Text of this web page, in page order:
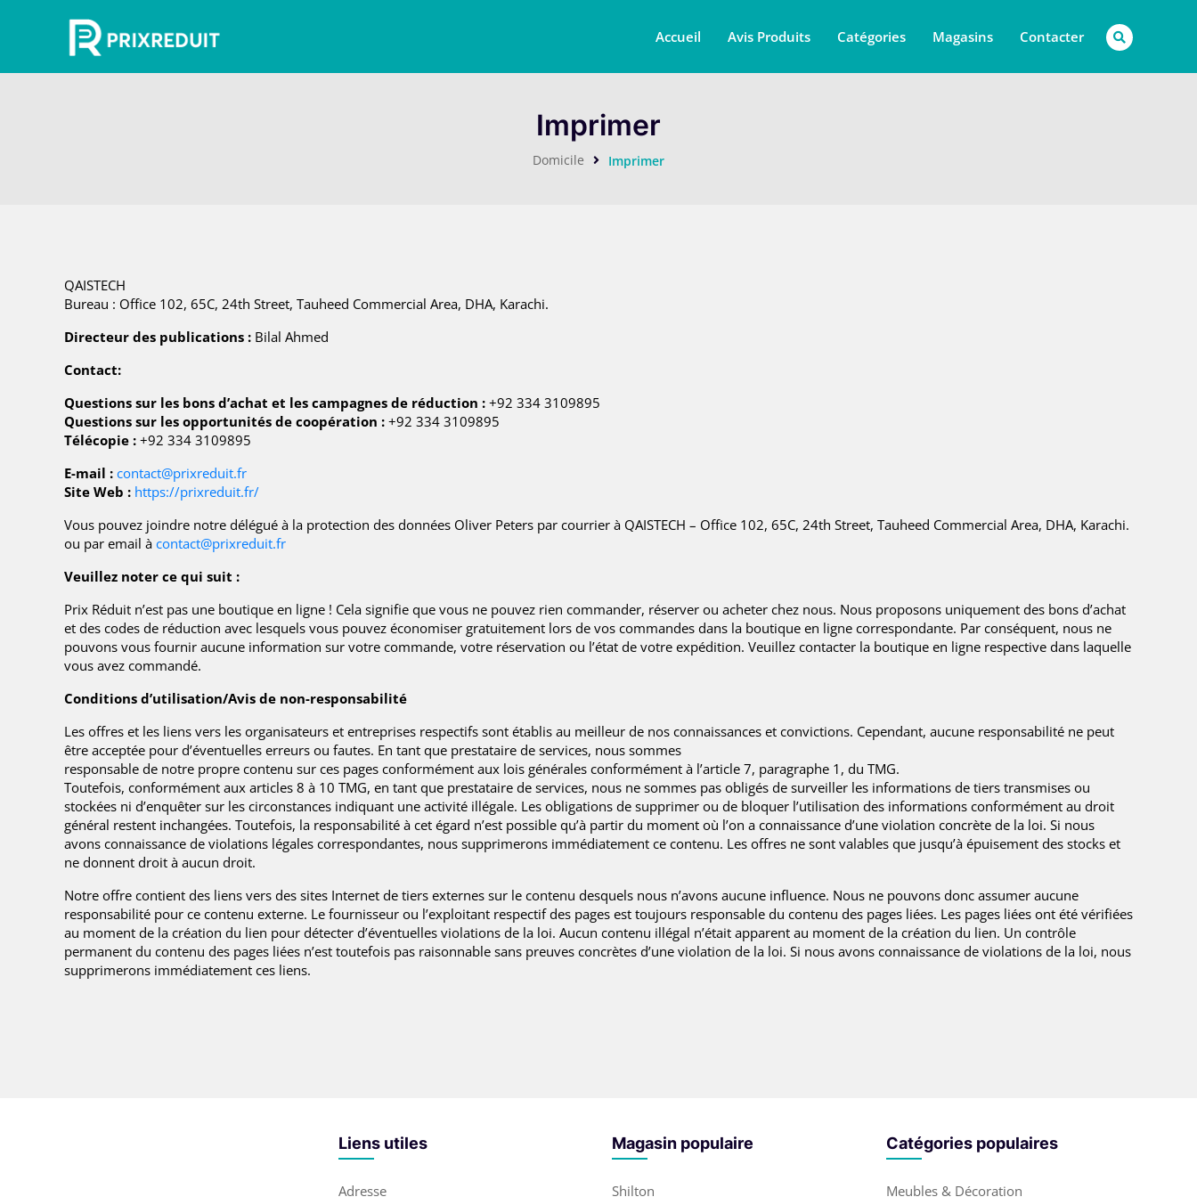
Accueil Avis Produits Catégories Magasins Contacter
Imprimer
Domicile Imprimer
QAISTECH
Bureau : Office 102, 65C, 24th Street, Tauheed Commercial Area, DHA, Karachi.
Directeur des publications : Bilal Ahmed
Contact:
Questions sur les bons d’achat et les campagnes de réduction : +92 334 3109895
Questions sur les opportunités de coopération : +92 334 3109895
Télécopie : +92 334 3109895
E-mail : contact@prixreduit.fr
Site Web : https://prixreduit.fr/
Vous pouvez joindre notre délégué à la protection des données Oliver Peters par courrier à QAISTECH – Office 102, 65C, 24th Street, Tauheed Commercial Area, DHA, Karachi.
ou par email à contact@prixreduit.fr
Veuillez noter ce qui suit :
Prix ​​Réduit n’est pas une boutique en ligne ! Cela signifie que vous ne pouvez rien commander, réserver ou acheter chez nous. Nous proposons uniquement des bons d’achat
et des codes de réduction avec lesquels vous pouvez économiser gratuitement lors de vos commandes dans la boutique en ligne correspondante. Par conséquent, nous ne
pouvons vous fournir aucune information sur votre commande, votre réservation ou l’état de votre expédition. Veuillez contacter la boutique en ligne respective dans laquelle
vous avez commandé.
Conditions d’utilisation/Avis de non-responsabilité
Les offres et les liens vers les organisateurs et entreprises respectifs sont établis au meilleur de nos connaissances et convictions. Cependant, aucune responsabilité ne peut
être acceptée pour d’éventuelles erreurs ou fautes. En tant que prestataire de services, nous sommes
responsable de notre propre contenu sur ces pages conformément aux lois générales conformément à l’article 7, paragraphe 1, du TMG.
Toutefois, conformément aux articles 8 à 10 TMG, en tant que prestataire de services, nous ne sommes pas obligés de surveiller les informations de tiers transmises ou
stockées ni d’enquêter sur les circonstances indiquant une activité illégale. Les obligations de supprimer ou de bloquer l’utilisation des informations conformément au droit
général restent inchangées. Toutefois, la responsabilité à cet égard n’est possible qu’à partir du moment où l’on a connaissance d’une violation concrète de la loi. Si nous
avons connaissance de violations légales correspondantes, nous supprimerons immédiatement ce contenu. Les offres ne sont valables que jusqu’à épuisement des stocks et
ne donnent droit à aucun droit.
Notre offre contient des liens vers des sites Internet de tiers externes sur le contenu desquels nous n’avons aucune influence. Nous ne pouvons donc assumer aucune
responsabilité pour ce contenu externe. Le fournisseur ou l’exploitant respectif des pages est toujours responsable du contenu des pages liées. Les pages liées ont été vérifiées
au moment de la création du lien pour détecter d’éventuelles violations de la loi. Aucun contenu illégal n’était apparent au moment de la création du lien. Un contrôle
permanent du contenu des pages liées n’est toutefois pas raisonnable sans preuves concrètes d’une violation de la loi. Si nous avons connaissance de violations de la loi, nous
supprimerons immédiatement ces liens.
Liens utiles
Adresse
Magasin populaire
Shilton
Catégories populaires
Meubles & Décoration